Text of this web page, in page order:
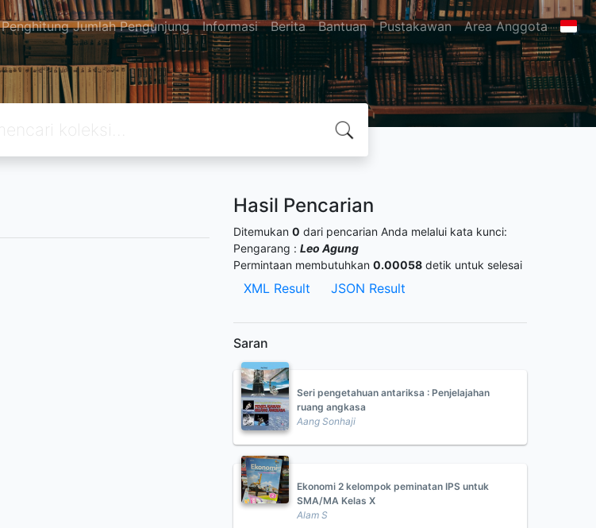
Penghitung Jumlah Pengunjung Informasi Berita Bantuan Pustakawan Area Anggota
Hasil Pencarian
Ditemukan 0 dari pencarian Anda melalui kata kunci:
Pengarang : Leo Agung
Permintaan membutuhkan 0.00058 detik untuk selesai
XML Result JSON Result
Saran
Seri pengetahuan antariksa : Penjelajahan
ruang angkasa
Aang Sonhaji
Ekonomi 2 kelompok peminatan IPS untuk
SMA/MA Kelas X
Alam S